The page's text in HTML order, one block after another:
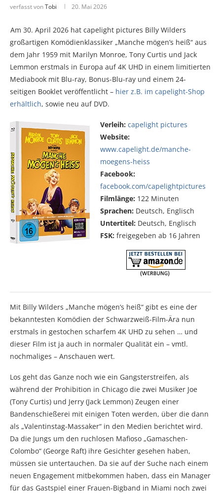
verfasst vonTobi 20. Mai 2026
Am 30. April 2026 hat capelight pictures Billy Wilders
großartigen Komödienklassiker „Manche mögen’s heiß“ aus
dem Jahr 1959 mit Marilyn Monroe, Tony Curtis und Jack
Lemmon erstmals in Europa auf 4K UHD in einem limitierten
Mediabook mit Blu-ray, Bonus-Blu-ray und einem 24-
seitigen Booklet veröffentlicht – hier z.B. im capelight-Shop
erhältlich, sowie neu auf DVD.
Verleih: capelight pictures
Website:
www.capelight.de/manche-
moegens-heiss
Facebook:
facebook.com/capelightpictures
Filmlänge: 122 Minuten
Sprachen: Deutsch, Englisch
Untertitel: Deutsch, Englisch
FSK: freigegeben ab 16 Jahren
Mit Billy Wilders „Manche mögen’s heiß“ gibt es eine der
bekanntesten Komödien der Schwarzweiß-Film-Ära nun
erstmals in gestochen scharfem 4K UHD zu sehen … und
dieser Film ist ja auch in normaler Qualität ein – vmtl.
nochmaliges – Anschauen wert.
Los geht das Ganze noch wie ein Gangsterstreifen, als
während der Prohibition in Chicago die zwei Musiker Joe
(Tony Curtis) und Jerry (Jack Lemmon) Zeugen einer
Bandenschießerei mit einigen Toten werden, über die dann
als „Valentinstag-Massaker“ in den Medien berichtet wird.
Da die Jungs um den ruchlosen Mafioso „Gamaschen-
Colombo“ (George Raft) ihre Gesichter gesehen haben,
müssen sie untertauchen. Da sie auf der Suche nach einem
neuen Engagement mitbekommen haben, dass ein Manager
für das Gastspiel einer Frauen-Bigband in Miami noch zwei